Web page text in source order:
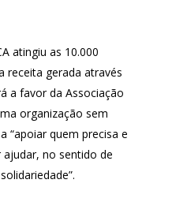
atingiu as 10.000
receita gerada através
a favor da Associação
organização sem
“apoiar quem precisa e
no sentido de
.